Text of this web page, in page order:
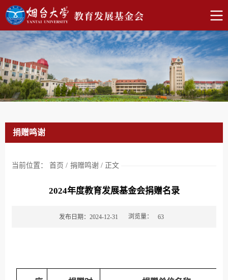
捐赠鸣谢
当前位置： 首页 / 捐赠鸣谢 / 正文
2024年度教育发展基金会捐赠名录
发布日期：2024-12-31 浏览量： 63